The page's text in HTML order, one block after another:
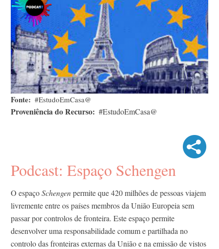
Fonte #EstudoEmCasa@
Proveniência do Recurso #EstudoEmCasa@
Podcast: Espaço Schengen
O espaçoSchengenpermite que 420 milhões de pessoas viajem
livremente entre os países membros da União Europeia sem
passar por controlos de fronteira. Este espaço permite
desenvolver uma responsabilidade comum e partilhada no
controlo das fronteiras externas da União e na emissão de vistos